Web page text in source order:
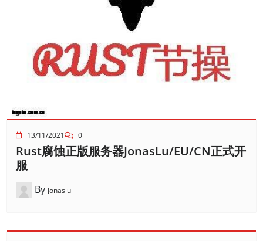
13/11/2021 0
Rust腐蚀正版服务器JonasLu/EU/CN正式开
服
By Jonaslu